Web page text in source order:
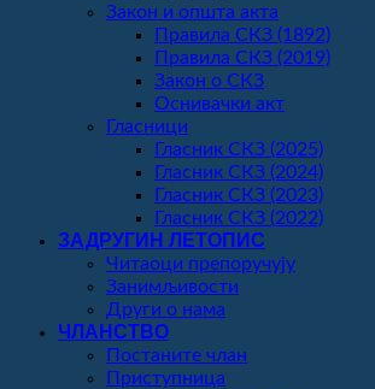
Закон и општа акта
Правила СКЗ (1892)
Правила СКЗ (2019)
Закон о СКЗ
Оснивачки акт
Гласници
Гласник СКЗ (2025)
Гласник СКЗ (2024)
Гласник СКЗ (2023)
Гласник СКЗ (2022)
ЗАДРУГИН ЛЕТОПИС
Читаоци препоручују
Занимљивости
Други о нама
ЧЛАНСТВО
Постаните члан
Приступница